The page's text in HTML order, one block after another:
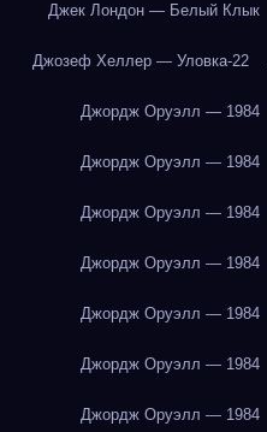
Джек Лондон — Белый Клык
Джозеф Хеллер — Уловка-22
Джордж Оруэлл — 1984
Джордж Оруэлл — 1984
Джордж Оруэлл — 1984
Джордж Оруэлл — 1984
Джордж Оруэлл — 1984
Джордж Оруэлл — 1984
Джордж Оруэлл — 1984